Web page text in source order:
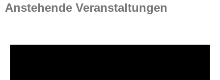
Anstehende Veranstaltungen